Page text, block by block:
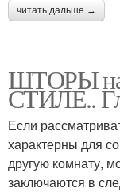
читать дальше →
ШТОРЫ на
СТИЛЕ..
Если
характерны для
другую комнату,
заключаются в